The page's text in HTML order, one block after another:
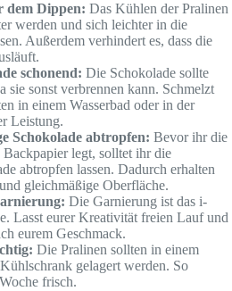
dem Dippen: Das Kühlen der Pralinen
werden und sich leichter in die
Außerdem verhindert es, dass die
schonend: Die Schokolade sollte
sie sonst verbrennen kann. Schmelzt
in einem Wasserbad oder in der
Leistung.
Schokolade abtropfen: Bevor ihr die
legt, solltet ihr die
abtropfen lassen. Dadurch erhalten
gleichmäßige Oberfläche.
Die Garnierung ist das i-
Lasst eurer Kreativität freien Lauf und
eurem Geschmack.
Die Pralinen sollten in einem
gelagert werden. So
frisch.